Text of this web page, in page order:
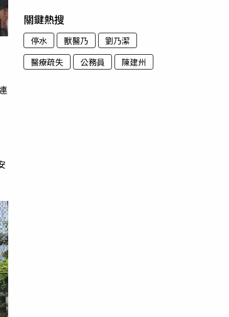
關鍵熱搜
停水 獸醫乃
劉乃潔
醫療疏失
公務員 陳建州